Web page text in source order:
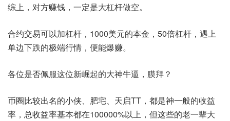
综上，对方赚钱，一定是大杠杆做空。
合约交易可以加杠杆，1000美元的本金，50倍杠杆，遇上
单边下跌的极端行情，便能爆赚。
各位是否佩服这位新崛起的大神牛逼，膜拜？
币圈比较出名的小侠、肥宅、天启TT，都是神一般的收益
率，总收益率基本都在100000%以上，但这些的老一辈大